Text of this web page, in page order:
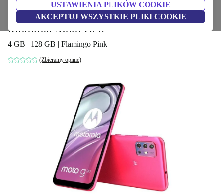
USTAWIENIA PLIKÓW COOKIE
AKCEPTUJ WSZYSTKIE PLIKI COOKIE
Produkty Telefony i smartfony Telefony Motorola
Motorola Moto G20
4 GB | 128 GB | Flamingo Pink
(Zbieramy opinie)